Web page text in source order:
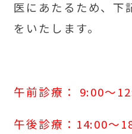
医にあたるため、下
をいたします。
午前診療： 9:00～
午後診療：14:00～